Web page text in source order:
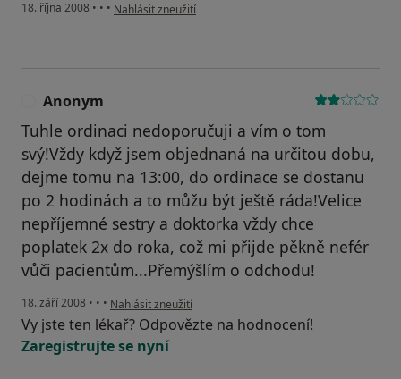
18. října 2008 • • • podle názoru uživatele Veronika
Nahlásit zneužití
Anonym
Tuhle ordinaci nedoporučuji a vím o tom
svý!Vždy když jsem objednaná na určitou dobu,
dejme tomu na 13:00, do ordinace se dostanu
po 2 hodinách a to můžu být ještě ráda!Velice
nepříjemné sestry a doktorka vždy chce
poplatek 2x do roka, což mi přijde pěkně nefér
vůči pacientům...Přemýšlím o odchodu!
18. září 2008 • • • podle názoru uživatele Anonym
Nahlásit zneužití
Vy jste ten lékař? Odpovězte na hodnocení!
Zaregistrujte se nyní